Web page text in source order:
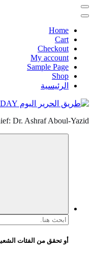
Home
Cart
Checkout
My account
Sample Page
Shop
الرئيسية
Dr. Ashraf Aboul-Yazid
البحث
أو تحقق من الفئات